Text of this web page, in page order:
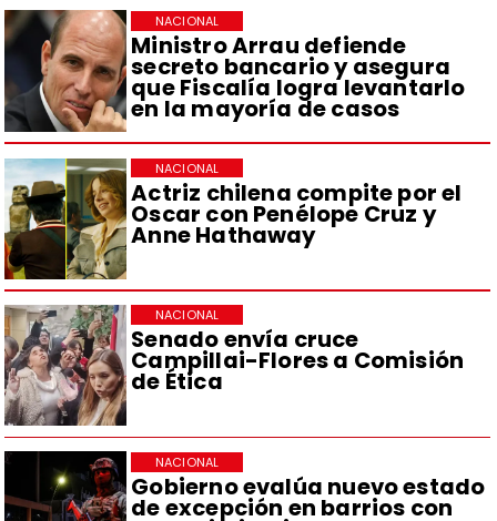
Ministro Arrau defiende
secreto bancario y asegura
que Fiscalía logra levantarlo
en la mayoría de casos
NACIONAL
Actriz chilena compite por el
Oscar con Penélope Cruz y
Anne Hathaway
NACIONAL
Senado envía cruce
Campillai-Flores a Comisión
de Ética
NACIONAL
Gobierno evalúa nuevo estado
de excepción en barrios con
NACIONAL